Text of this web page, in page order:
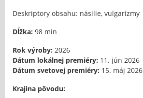
Deskriptory obsahu: násilie, vulgarizmy
Dĺžka: 98 min
Rok výroby: 2026
Dátum lokálnej premiéry: 11. jún 2026
Dátum svetovej premiéry: 15. máj 2026
Krajina pôvodu: